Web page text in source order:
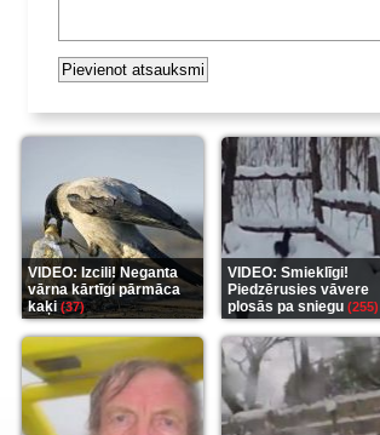
VIDEO: Izcili! Neganta
vārna kārtīgi pārmāca
kaķi(37)
VIDEO: Smieklīgi!
Piedzērusies vāvere
plosās pa sniegu (255)